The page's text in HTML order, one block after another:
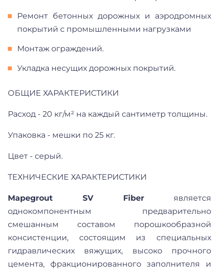
Ремонт бетонных дорожных и аэродромных
покрытий с промышленными нагрузками
Монтаж ограждений.
Укладка несущих дорожных покрытий.
ОБЩИЕ ХАРАКТЕРИСТИКИ
Расход - 20 кг/м² на каждый сантиметр толщины.
Упаковка - мешки по 25 кг.
Цвет - серый.
ТЕХНИЧЕСКИЕ ХАРАКТЕРИСТИКИ
Mapegrout SV Fiber является
однокомпонентным предварительно
смешанным составом порошкообразной
консистенции, состоящим из специальных
гидравлических вяжущих, высоко прочного
цемента, фракционированного заполнителя и